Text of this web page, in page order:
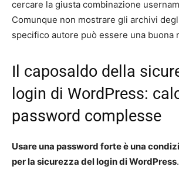
cercare la giusta combinazione
Comunque non mostrare gli archivi
specifico autore può essere una buona
Il caposaldo della
login di WordPress:
password complesse
Usare una password forte è una
per la sicurezza del login di WordPress.